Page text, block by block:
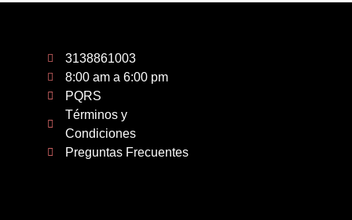
3138861003
8:00 am a 6:00 pm
PQRS
Términos y
Condiciones
Preguntas Frecuentes